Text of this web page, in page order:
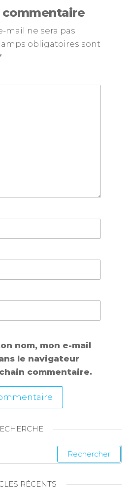
commentaire
mail ne sera pas
obligatoires sont
nom, mon e-mail
le navigateur
commentaire.
RÉCENTS